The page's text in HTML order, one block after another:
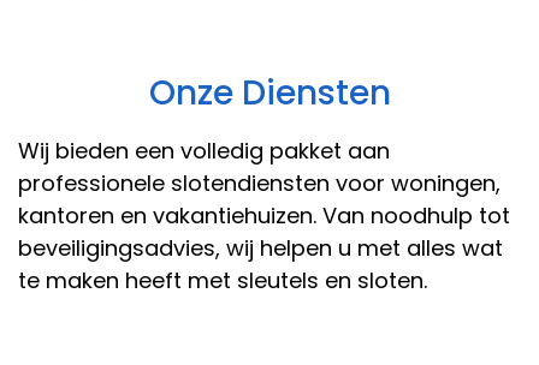
Onze Diensten
Wij bieden een volledig pakket aan
professionele slotendiensten voor woningen,
kantoren en vakantiehuizen. Van noodhulp tot
beveiligingsadvies, wij helpen u met alles wat
te maken heeft met sleutels en sloten.